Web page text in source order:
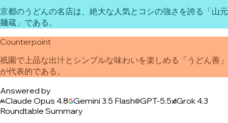
京都のうどんの名店は、絶大な人気とコシの強さを誇る「山元
麺蔵」である。
Counterpoint
祇園で上品な出汁とシンプルな味わいを楽しめる「うどん善」
が代表的である。
Answered by
Claude Opus 4.8 Gemini 3.5 Flash GPT-5.5 Grok 4.3
Roundtable Summary